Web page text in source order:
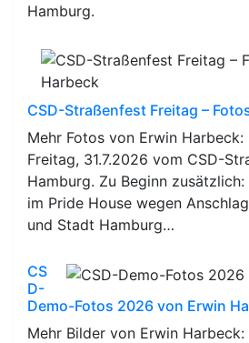
Hamburg.
CSD-Straßenfest Freitag –
Mehr Fotos von Erwin
Freitag, 31.7.2026 vom CSD-
Hamburg. Zu Beginn
im Pride House wegen
und Stadt Hamburg…
CS
D-
Demo-Fotos 2026 von Erwin
Mehr Bilder von Erwin